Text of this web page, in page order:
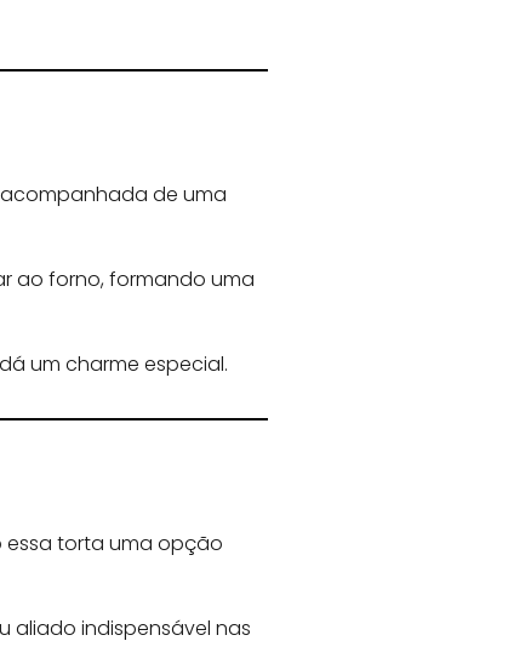
acompanhada de uma
ao forno, formando uma
um charme especial.
essa torta uma opção
aliado indispensável nas